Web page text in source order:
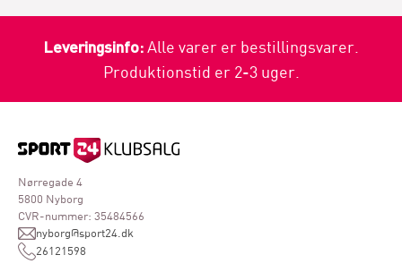
Leveringsinfo:Alle varer er bestillingsvarer.
Produktionstid er 2-3 uger.
Nørregade 4
5800 Nyborg
CVR-nummer: 35484566
nyborg@sport24.dk
26121598